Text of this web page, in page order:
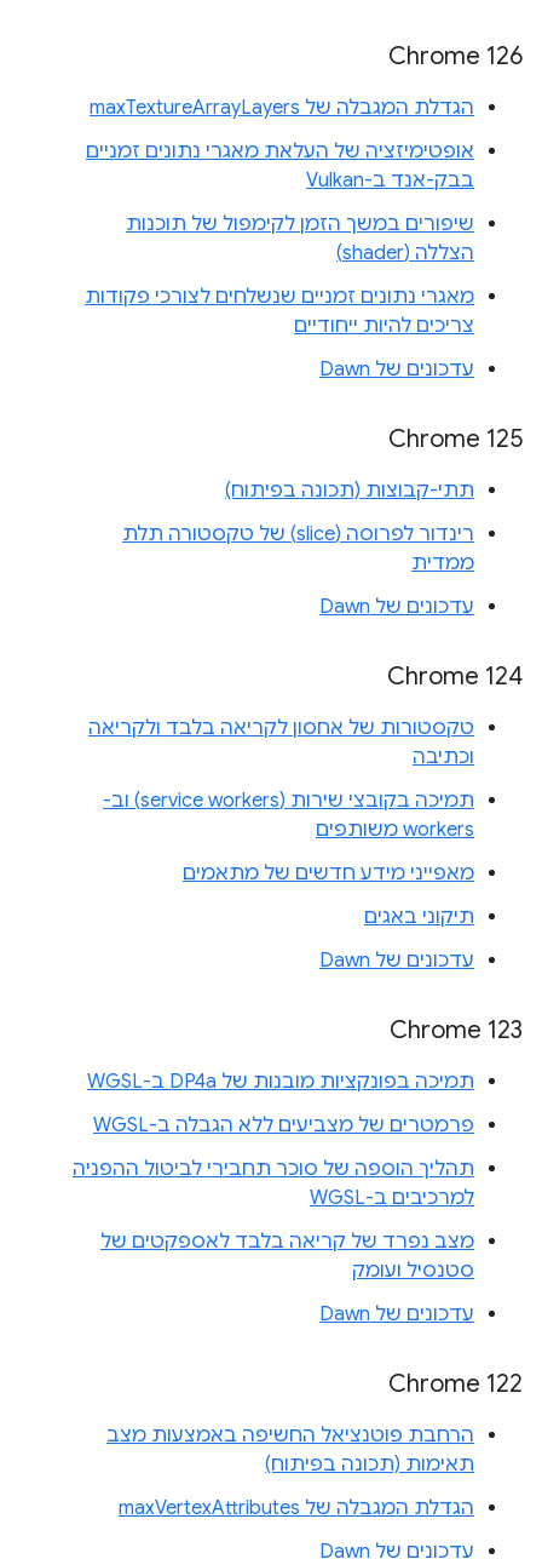
Chrome 126
הגדלת המגבלה של maxTextureArrayLayers
אופטימיזציה של העלאת מאגרי נתונים זמניים
בבק-אנד ב-Vulkan
שיפורים במשך הזמן לקימפול של תוכנות
הצללה (shader)
מאגרי נתונים זמניים שנשלחים לצורכי פקודות
צריכים להיות ייחודיים
עדכונים של Dawn
‫Chrome 125
תתי-קבוצות (תכונה בפיתוח)
רינדור לפרוסה (slice) של טקסטורה תלת
ממדית
עדכונים של Dawn
Chrome 124
טקסטורות של אחסון לקריאה בלבד ולקריאה
וכתיבה
תמיכה בקובצי שירות (service workers) וב-
workers משותפים
מאפייני מידע חדשים של מתאמים
תיקוני באגים
עדכונים של Dawn
Chrome 123
תמיכה בפונקציות מובנות של DP4a ב-WGSL
פרמטרים של מצביעים ללא הגבלה ב-WGSL
תהליך הוספה של סוכר תחבירי לביטול ההפניה
למרכיבים ב-WGSL
מצב נפרד של קריאה בלבד לאספקטים של
סטנסיל ועומק
עדכונים של Dawn
Chrome 122
הרחבת פוטנציאל החשיפה באמצעות מצב
תאימות (תכונה בפיתוח)
הגדלת המגבלה של maxVertexAttributes
עדכונים של Dawn